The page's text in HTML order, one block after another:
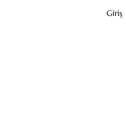
Giriş